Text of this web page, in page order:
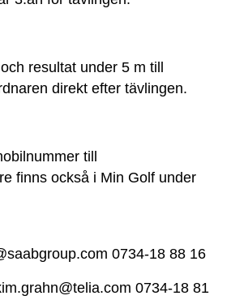
resultat under 5 m till
direkt efter tävlingen.
till
finns också i Min Golf under
0734-18 88 16
0734-18 81